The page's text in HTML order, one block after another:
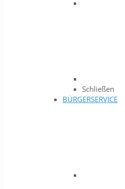
Schließen
BÜRGERSERVICE